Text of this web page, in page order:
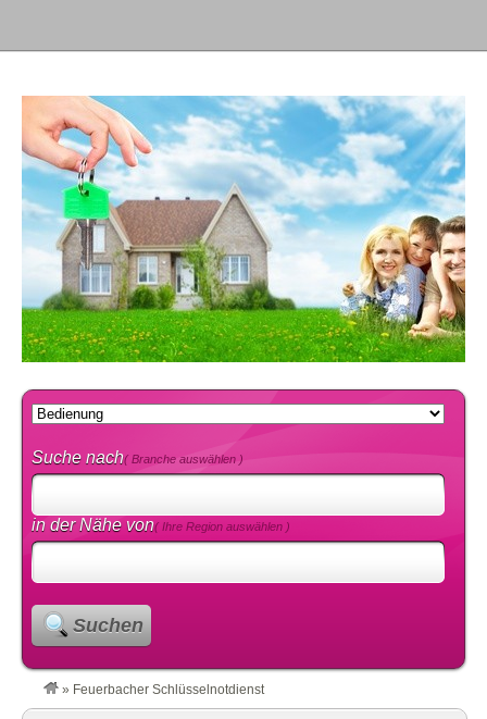
Suche nach( Branche auswählen )
in der Nähe von( Ihre Region auswählen )
Suchen
» Feuerbacher Schlüsselnotdienst